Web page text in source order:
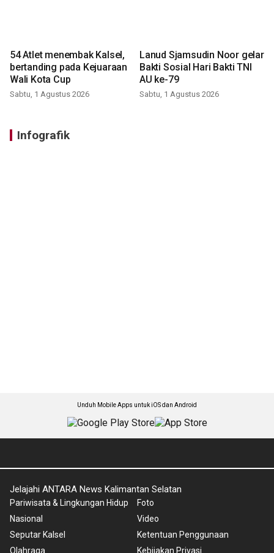
54 Atlet menembak Kalsel,
bertanding pada Kejuaraan
Wali Kota Cup
Sabtu, 1 Agustus 2026
Lanud Sjamsudin Noor gelar
Bakti Sosial Hari Bakti TNI
AU ke-79
Sabtu, 1 Agustus 2026
Infografik
Unduh Mobile Apps untuk iOS dan Android
Jelajahi ANTARA News Kalimantan Selatan
Pariwisata & Lingkungan Hidup
Nasional
Seputar Kalsel
Olahraga
Foto
Video
Ketentuan Penggunaan
Kebijakan Privasi